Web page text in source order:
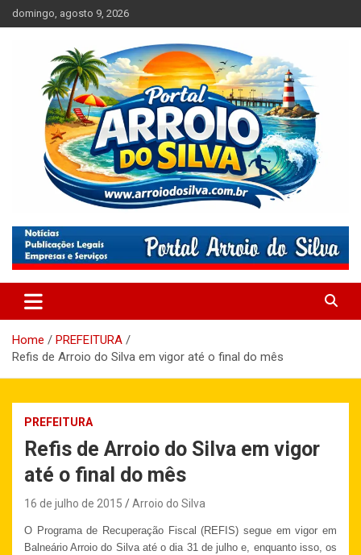
Skip
to
domingo, agosto 9, 2026
Portal Arroio do Silva
Catarina
Home
PREFEITURA
Refis de Arroio do Silva em vigor até o final do mês
PREFEITURA
Refis de Arroio do Silva em vigor
até o final do mês
16 de julho de 2015 Arroio do Silva
O Programa de Recuperação Fiscal (REFIS) segue em vigor em
Balneário Arroio do Silva até o dia 31 de julho e, enquanto isso, os